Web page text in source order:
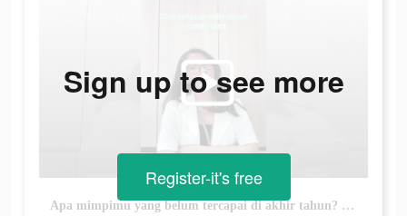
Apa mimpimu yang belum tercapai di akhir tahun? Makmur mau bantu kamu buat mencapai mimpimu dengan ikuti Misi Kejar Impian. Ada bonus dari Makmur juga loh! Baca selengkapnya di Blog Promo Makmur! PT Inovasi Finansial Teknologi (Makmur) telah terdaftar dan diawasi oleh Otoritas Jasa Keuangan (OJK) #makmur #reksadana #pasarmodal #investasi #keuangan #fyp #semuabisamakmur
Sign up to see more
Register-it's free